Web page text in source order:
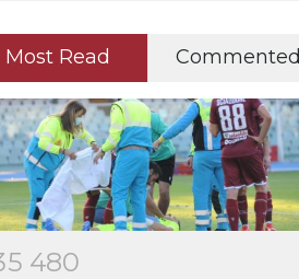
Most Read Commented
5 480